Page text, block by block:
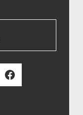
Facebook